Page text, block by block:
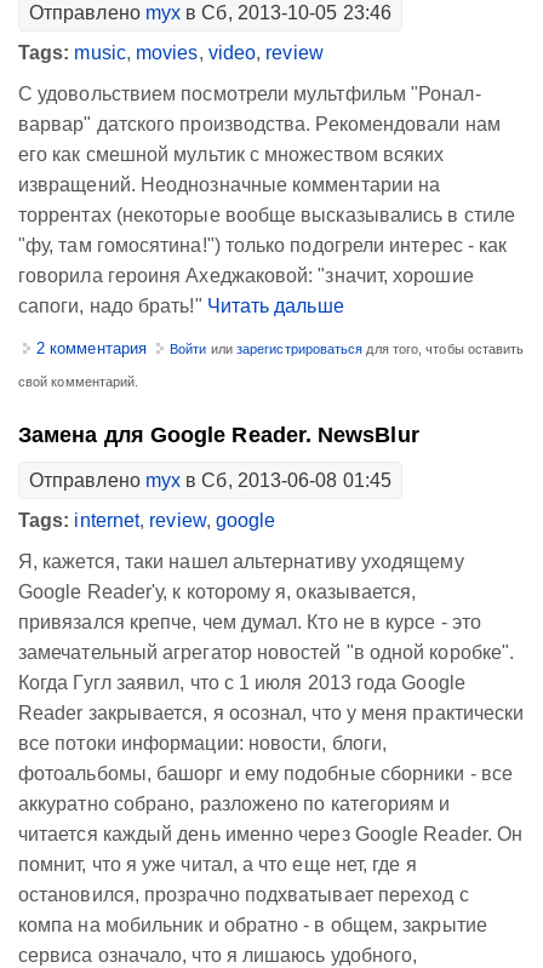
Отправлено myx в Сб, 2013-10-05 23:46
Tags: music, movies, video, review
С удовольствием посмотрели мультфильм "Ронал-
варвар" датского производства. Рекомендовали нам
его как смешной мультик с множеством всяких
извращений. Неоднозначные комментарии на
торрентах (некоторые вообще высказывались в стиле
"фу, там гомосятина!") только подогрели интерес - как
говорила героиня Ахеджаковой: "значит, хорошие
сапоги, надо брать!" Читать дальше
2 комментария Войти или зарегистрироваться для того, чтобы оставить
свой комментарий.
Замена для Google Reader. NewsBlur
Отправлено myx в Сб, 2013-06-08 01:45
Tags: internet, review, google
Я, кажется, таки нашел альтернативу уходящему
Google Reader'у, к которому я, оказывается,
привязался крепче, чем думал. Кто не в курсе - это
замечательный агрегатор новостей "в одной коробке".
Когда Гугл заявил, что с 1 июля 2013 года Google
Reader закрывается, я осознал, что у меня практически
все потоки информации: новости, блоги,
фотоальбомы, башорг и ему подобные сборники - все
аккуратно собрано, разложено по категориям и
читается каждый день именно через Google Reader. Он
помнит, что я уже читал, а что еще нет, где я
остановился, прозрачно подхватывает переход с
компа на мобильник и обратно - в общем, закрытие
сервиса означало, что я лишаюсь удобного,